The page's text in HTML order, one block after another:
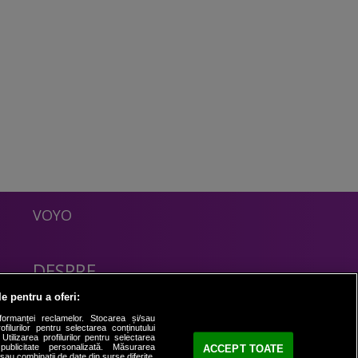
VOYO
DESPRE
Politica Confidentialitate
Contact
pentru a oferi:
reclamelor. Stocarea și/sau
pentru selectarea conținutului
profilurilor pentru selectarea
personalizată. Măsurarea
ACCEPT TOATE